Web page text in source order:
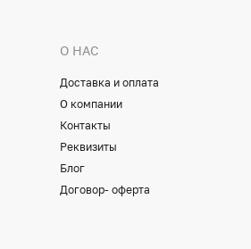
О НАС
Доставка и оплата
О компании
Контакты
Реквизиты
Блог
Договор- оферта